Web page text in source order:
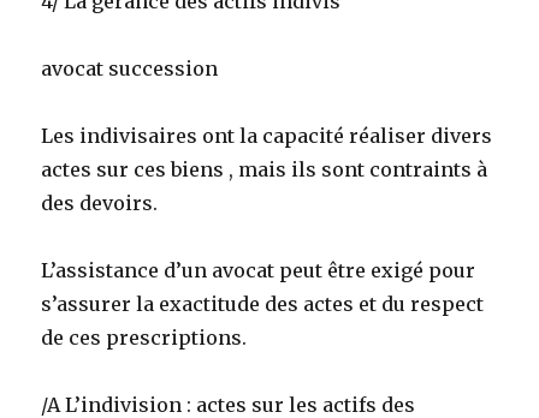
avocat succession
Les indivisaires ont la capacité réaliser divers
actes sur ces biens , mais ils sont contraints à
des devoirs.
L’assistance d’un avocat peut être exigé pour
s’assurer la exactitude des actes et du respect
de ces prescriptions.
/A L’indivision : actes sur les actifs des